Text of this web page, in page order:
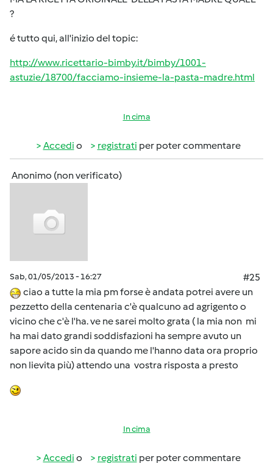
?
é tutto qui, all'inizio del topic:
http://www.ricettario-bimby.it/bimby/1001-
astuzie/18700/facciamo-insieme-la-pasta-madre.html
In cima
Accedi o registrati per poter commentare
Anonimo (non verificato)
Sab, 01/05/2013 - 16:27
#25
ciao a tutte la mia pm forse è andata potrei avere un
pezzetto della centenaria c'è qualcuno ad agrigento o
vicino che c'è l'ha. ve ne sarei molto grata ( la mia non mi
ha mai dato grandi soddisfazioni ha sempre avuto un
sapore acido sin da quando me l'hanno data ora proprio
non lievita più) attendo una vostra risposta a presto
In cima
Accedi o registrati per poter commentare